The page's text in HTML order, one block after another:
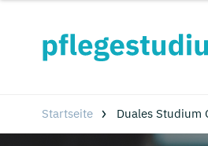
Startseite Duales Studium